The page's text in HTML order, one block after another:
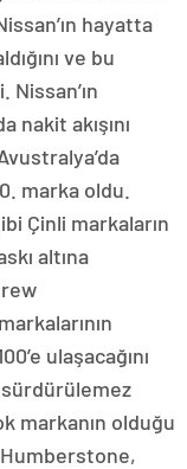
hayatta
ve bu
nakit akışını
marka oldu.
Çinli markaların
altına
ulaşacağını
markanın olduğu